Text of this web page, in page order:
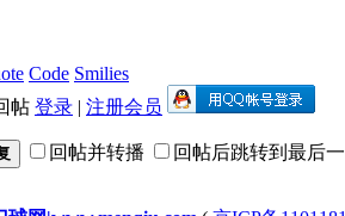
Code Smilies
帖 登录 | 注册会员
回帖并转播 回帖后跳转到最后